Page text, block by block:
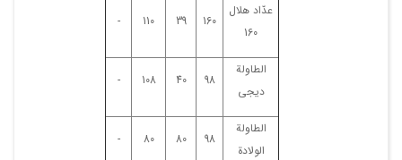
عدّاد هلال
160
160
39
110
-
الطاولة
دیجی
98
40
108
-
الطاولة
الولادة
98
80
80
-